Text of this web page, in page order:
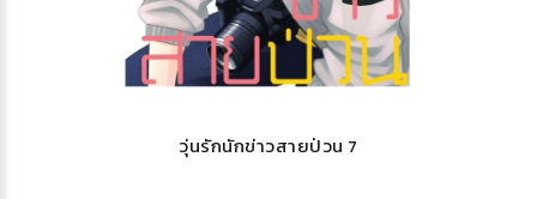
วุ่นรักนักข่าวสายป่วน 7